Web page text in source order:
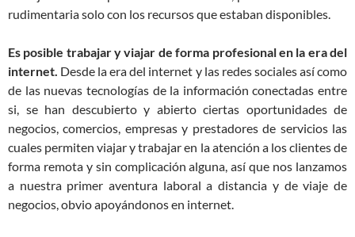
rudimentaria solo con los recursos que estaban disponibles.
Es posible trabajar y viajar de forma profesional en la era del
internet. Desde la era del internet y las redes sociales así como
de las nuevas tecnologías de la información conectadas entre
si, se han descubierto y abierto ciertas oportunidades de
negocios, comercios, empresas y prestadores de servicios las
cuales permiten viajar y trabajar en la atención a los clientes de
forma remota y sin complicación alguna, así que nos lanzamos
a nuestra primer aventura laboral a distancia y de viaje de
negocios, obvio apoyándonos en internet.